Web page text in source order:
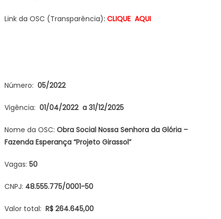
Link da OSC (Transparência): CLIQUE AQUI
Número: 05/2022
Vigência: 01/04/2022 a 31/12/2025
Nome da OSC: Obra Social Nossa Senhora da Glória –
Fazenda Esperança “Projeto Girassol”
Vagas: 50
CNPJ: 48.555.775/0001-50
Valor total: R$ 264.645,00